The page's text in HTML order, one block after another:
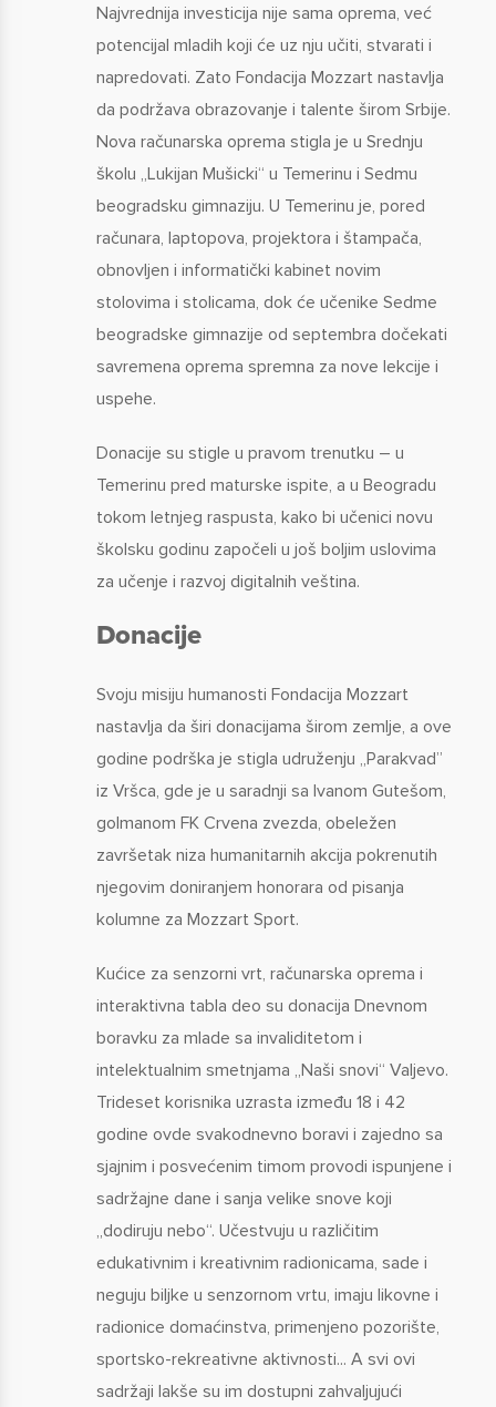
Najvrednija investicija nije sama oprema, već
potencijal mladih koji će uz nju učiti, stvarati i
napredovati. Zato Fondacija Mozzart nastavlja
da podržava obrazovanje i talente širom Srbije.
Nova računarska oprema stigla je u Srednju
školu „Lukijan Mušicki“ u Temerinu i Sedmu
beogradsku gimnaziju. U Temerinu je, pored
računara, laptopova, projektora i štampača,
obnovljen i informatički kabinet novim
stolovima i stolicama, dok će učenike Sedme
beogradske gimnazije od septembra dočekati
savremena oprema spremna za nove lekcije i
uspehe.
Donacije su stigle u pravom trenutku – u
Temerinu pred maturske ispite, a u Beogradu
tokom letnjeg raspusta, kako bi učenici novu
školsku godinu započeli u još boljim uslovima
za učenje i razvoj digitalnih veština.
Donacije
Svoju misiju humanosti Fondacija Mozzart
nastavlja da širi donacijama širom zemlje, a ove
godine podrška je stigla udruženju „Parakvad”
iz Vršca, gde je u saradnji sa Ivanom Gutešom,
golmanom FK Crvena zvezda, obeležen
završetak niza humanitarnih akcija pokrenutih
njegovim doniranjem honorara od pisanja
kolumne za Mozzart Sport.
Kućice za senzorni vrt, računarska oprema i
interaktivna tabla deo su donacija Dnevnom
boravku za mlade sa invaliditetom i
intelektualnim smetnjama „Naši snovi“ Valjevo.
Trideset korisnika uzrasta između 18 i 42
godine ovde svakodnevno boravi i zajedno sa
sjajnim i posvećenim timom provodi ispunjene i
sadržajne dane i sanja velike snove koji
„dodiruju nebo“. Učestvuju u različitim
edukativnim i kreativnim radionicama, sade i
neguju biljke u senzornom vrtu, imaju likovne i
radionice domaćinstva, primenjeno pozorište,
sportsko-rekreativne aktivnosti... A svi ovi
sadržaji lakše su im dostupni zahvaljujući